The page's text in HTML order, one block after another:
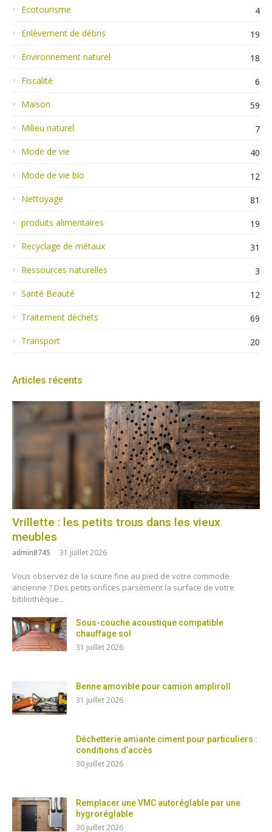
Ecotourisme
4
Enlèvement de débris
19
Environnement naturel
18
Fiscalité
6
Maison
59
Milieu naturel
7
Mode de vie
40
Mode de vie bio
12
Nettoyage
81
produits alimentaires
19
Recyclage de métaux
31
Ressources naturelles
3
Santé Beauté
12
Traitement déchets
69
Transport
20
Articles récents
Vrillette : les petits trous dans les vieux
meubles
admin8745 31 juillet 2026
Vous observez de la sciure fine au pied de votre commode
ancienne ? Des petits orifices parsèment la surface de votre
bibliothèque...
Sous-couche acoustique compatible
chauffage sol
31 juillet 2026
Benne amovible pour camion ampliroll
31 juillet 2026
Déchetterie amiante ciment pour particuliers :
conditions d’accès
30 juillet 2026
Remplacer une VMC autoréglable par une
hygroréglable
30 juillet 2026